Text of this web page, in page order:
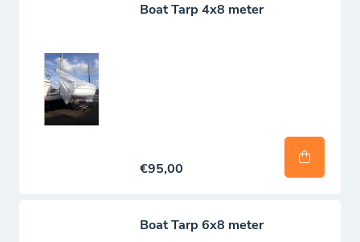
Boat Tarp 4x8 meter
€95,00
Boat Tarp 6x8 meter